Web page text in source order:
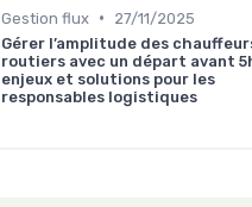
Gestion flux •
27/11/2025
Gérer l’amplitude des
routiers avec un départ avant
enjeux et solutions pour les
responsables logistiques